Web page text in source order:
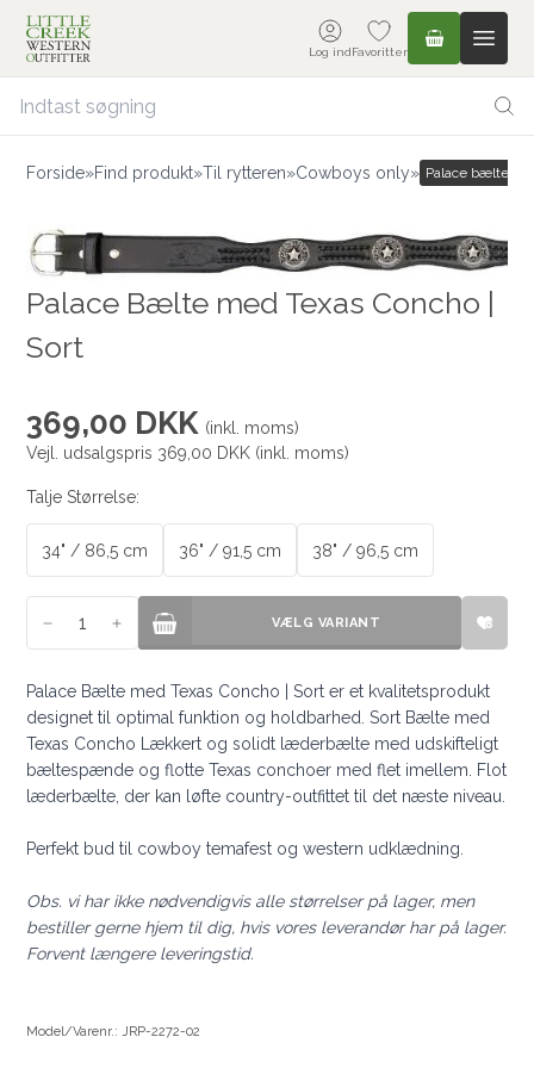
Log indFavoritter
Forside»Find produkt»Til rytteren»Cowboys only» Palace bælte
Palace Bælte med Texas Concho |
Sort
369,00 DKK (inkl. moms)
Vejl. udsalgspris 369,00 DKK (inkl. moms)
Talje Størrelse:
34" / 86,5 cm 36" / 91,5 cm 38" / 96,5 cm
VÆLG VARIANT
VÆLG VARIANT
Palace Bælte med Texas Concho | Sort er et kvalitetsprodukt
designet til optimal funktion og holdbarhed. Sort Bælte med
Texas Concho Lækkert og solidt læderbælte med udskifteligt
bæltespænde og flotte Texas conchoer med flet imellem. Flot
læderbælte, der kan løfte country-outfittet til det næste niveau.
Perfekt bud til cowboy temafest og western udklædning.
Obs. vi har ikke nødvendigvis alle størrelser på lager, men
bestiller gerne hjem til dig, hvis vores leverandør har på lager.
Forvent længere leveringstid.
Model/Varenr.: JRP-2272-02